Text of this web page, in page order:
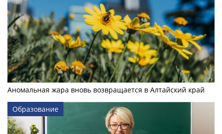
Аномальная жара вновь возвращается в Алтайский край
Образование